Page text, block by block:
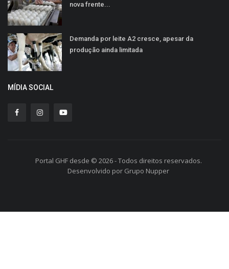
nova frente...
Demanda por leite A2 cresce, apesar da
produção ainda limitada
MÍDIA SOCIAL
Portal GHF desde © 2026 - Todos direitos reservados.
Desenvolvido por Grupo Nupper